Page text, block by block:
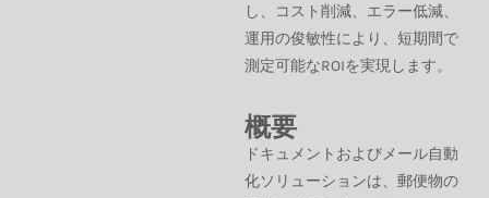
し、コスト削減、エラー低減、
運用の俊敏性により、短期間で
測定可能なROIを実現します。
概要
ドキュメントおよびメール自動
化ソリューションは、郵便物の